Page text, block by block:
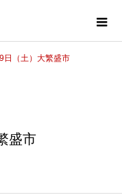
日（土）大繁盛市
盛市